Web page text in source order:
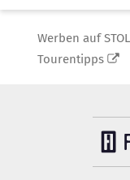
Werben auf STOL
Tourentipps